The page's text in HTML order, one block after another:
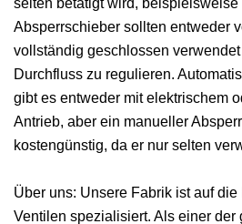
selten betätigt wird,
Absperrschieber sollten entweder
vollständig geschlossen
Durchfluss zu regulieren.
gibt es entweder mit elektrischem
Antrieb, aber ein manueller
kostengünstig, da er nur selten
Über uns: Unsere Fabrik ist auf
Ventilen spezialisiert. Als einer der